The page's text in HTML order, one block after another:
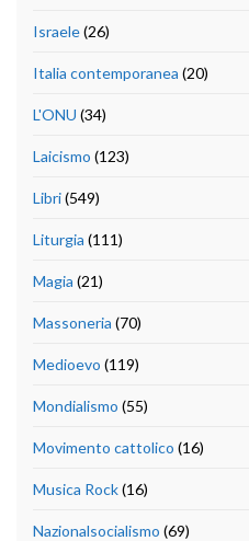
Israele(26)
Italia contemporanea (20)
L'ONU (34)
Laicismo (123)
Libri(549)
Liturgia (111)
Magia (21)
Massoneria (70)
Medioevo (119)
Mondialismo (55)
Movimento cattolico (16)
Musica Rock(16)
Nazionalsocialismo (69)